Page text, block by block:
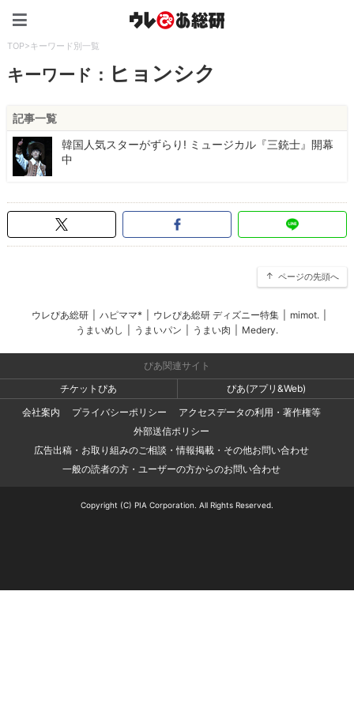
TOP>キーワード別一覧
キーワード： ヒョンシク
記事一覧
韓国人気スターがずらり! ミュージカル『三銃士』開幕
中
ページの先頭へ
ウレぴあ総研 ハピママ* ウレぴあ総研 ディズニー特集 mimot.
うまいめし
うまいパン うまい肉 Medery.
ぴあ関連サイト
チケットぴあ
ぴあ(アプリ&Web)
会社案内
プライバシーポリシー
アクセスデータの利用・著作権等
外部送信ポリシー
広告出稿・お取り組みのご相談・情報掲載・その他お問い合わせ
一般の読者の方・ユーザーの方からのお問い合わせ
Copyright (C) PIA Corporation. All Rights Reserved.